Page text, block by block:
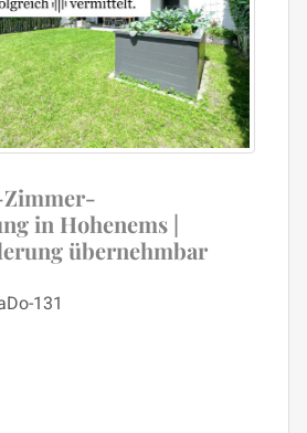
Zimmer-
in Hohenems |
übernehmbar
131